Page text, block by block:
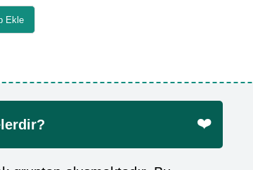
Ekle
❤️